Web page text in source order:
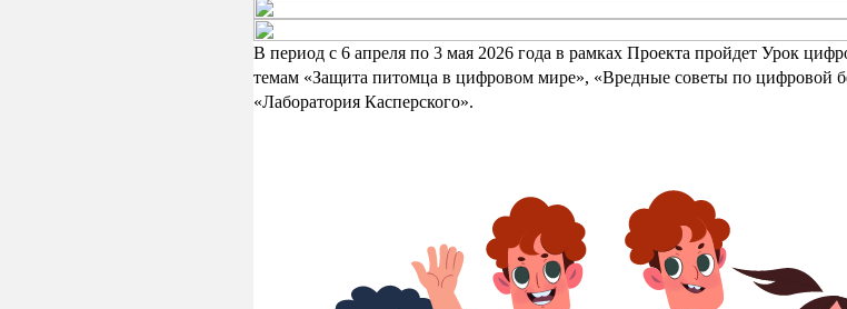
В период с 6 апреля по 3 мая 2026 года в рамках Проекта пройдет Урок
темам «Защита питомца в цифровом мире», «Вредные советы по цифровой
«Лаборатория Касперского».